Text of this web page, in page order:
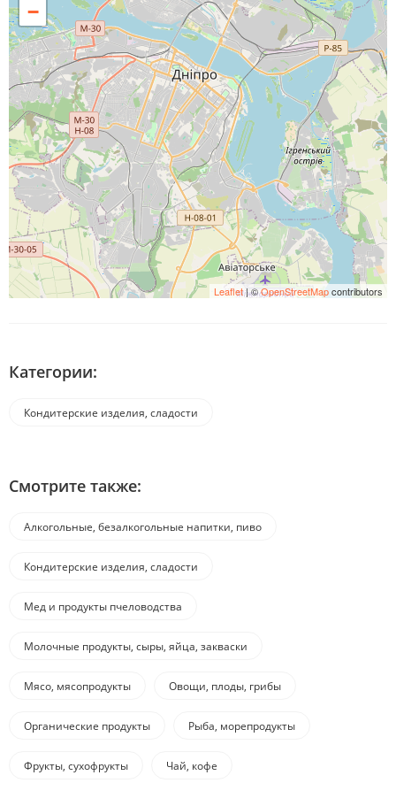
−
Leaflet| ©OpenStreetMapcontributors
Категории:
Кондитерские изделия, сладости
Смотрите также:
Алкогольные, безалкогольные напитки, пиво
Кондитерские изделия, сладости
Мед и продукты пчеловодства
Молочные продукты, сыры, яйца, закваски
Мясо, мясопродукты Овощи, плоды, грибы
Органические продукты Рыба, морепродукты
Фрукты, сухофрукты Чай, кофе